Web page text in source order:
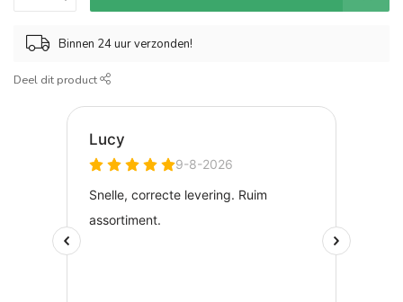
Binnen 24 uur verzonden!
Deel dit product